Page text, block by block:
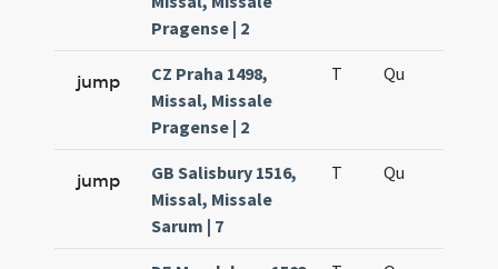
Pragense | 2
jump
CZ Praha 1498,
Missal, Missale
Pragense | 2
T Qu
jump
GB Salisbury 1516,
Missal, Missale
Sarum | 7
T Qu